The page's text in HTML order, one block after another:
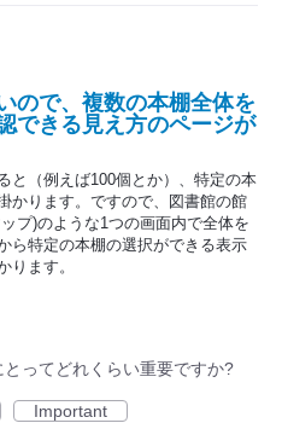
ので、複数の本棚全体を
できる見え方のページが
と（例えば100個とか）、特定の本
かります。ですので、図書館の館
プ)のような1つの画面内で全体を
ら特定の本棚の選択ができる表示
ります。
とってどれくらい重要ですか?
Important